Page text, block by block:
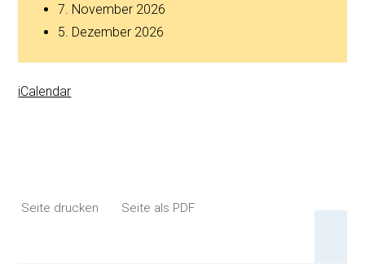
7. November 2026
5. Dezember 2026
iCalendar
Seite drucken Seite als PDF